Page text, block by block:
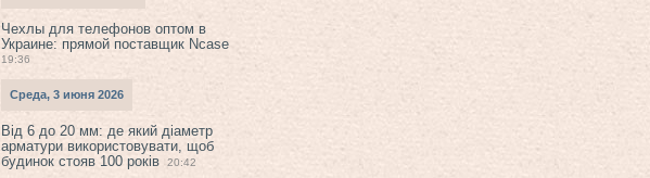
Чехлы для телефонов оптом в
Украине: прямой поставщик Ncase
19:36
Среда, 3 июня 2026
Від 6 до 20 мм: де який діаметр
арматури використовувати, щоб
будинок стояв 100 років
20:42